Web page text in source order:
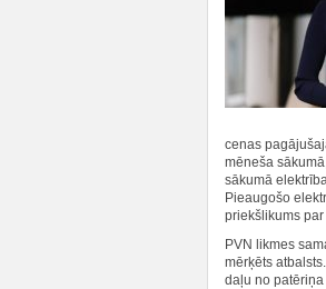
cenas
mēneša
sākumā
Pieaugošo
priekšlikums
PVN likmes
mērķēts
daļu no